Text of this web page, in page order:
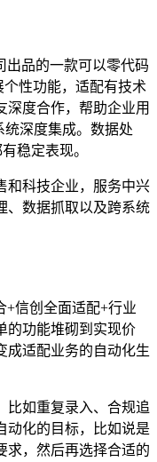
出品的一款可以零代码
个性功能，适配有技术
深度合作，帮助企业用
统深度集成。数据处
稳定表现。
和科技企业，服务中兴
、数据抓取以及跨系统
+信创全面适配+行业
的功能堆砌到实现价
成适配业务的自动化生
比如重复录入、合规追
动化的目标，比如说是
求，然后再选择合适的